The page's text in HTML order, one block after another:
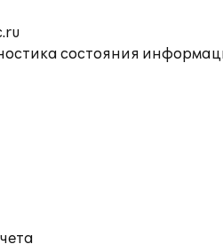
состояния